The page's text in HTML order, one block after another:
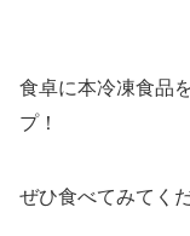
食卓に本冷凍食品
プ！
ぜひ食べてみてく